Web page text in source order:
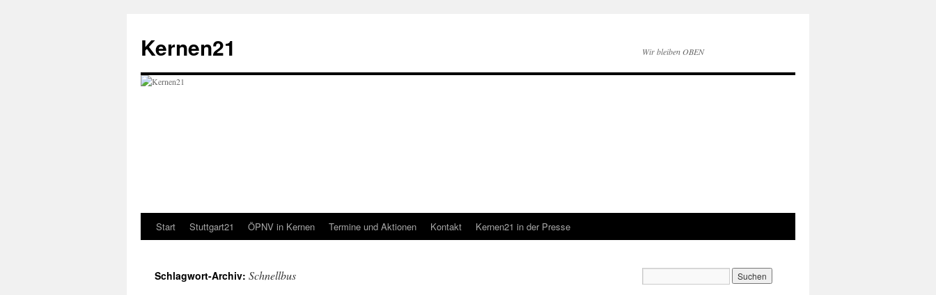
springen
Kernen21 Wir bleiben OBEN
Start Stuttgart21 ÖPNV in Kernen Termine und Aktionen Kontakt Kernen21 in der Presse
Schlagwort-Archiv: Schnellbus